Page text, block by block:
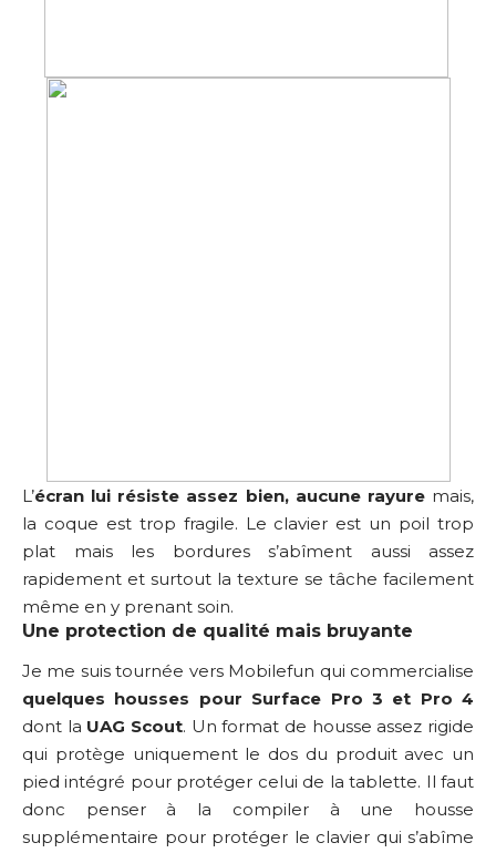
L’écran lui résiste assez bien, aucune rayuremais,
la coque est trop fragile. Le clavier est un poil trop
plat mais les bordures s’abîment aussi assez
rapidement et surtout la texture se tâche facilement
même en y prenant soin.
Une protection de qualité mais bruyante
Je me suis tournée vers Mobilefun qui commercialise
quelques housses pour Surface Pro 3 et Pro 4
dont la UAG Scout. Un format de housse assez rigide
qui protège uniquement le dos du produit avec un
pied intégré pour protéger celui de la tablette. Il faut
donc penser à la compiler à une housse
supplémentaire pour protéger le clavier qui s’abîme